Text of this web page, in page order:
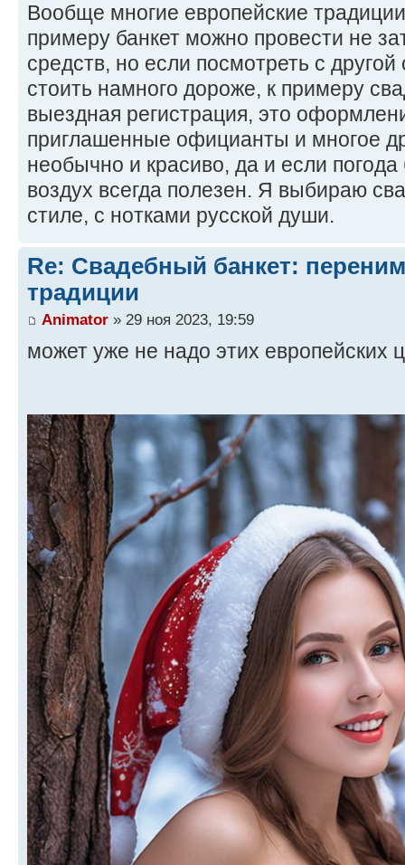
Вообще многие европейские
примеру банкет можно провести не
средств, но если посмотреть с
стоить намного дороже, к примеру
выездная регистрация, это
приглашенные официанты и многое
необычно и красиво, да и если
воздух всегда полезен. Я выбираю
стиле, с нотками русской души.
Re: Свадебный банкет:
традиции
Animator » 29 ноя 2023, 19:59
может уже не надо этих европейских